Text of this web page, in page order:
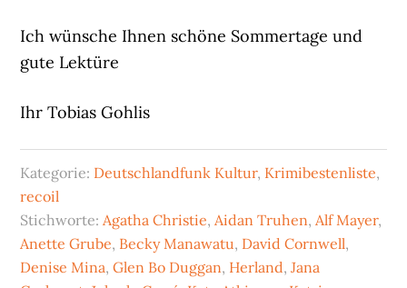
Ich wünsche Ihnen schöne Sommertage und
gute Lektüre
Ihr Tobias Gohlis
Kategorie: Deutschlandfunk Kultur, Krimibestenliste,
recoil
Stichworte: Agatha Christie, Aidan Truhen, Alf Mayer,
Anette Grube, Becky Manawatu, David Cornwell,
Denise Mina,Glen Bo Duggan, Herland,Jana